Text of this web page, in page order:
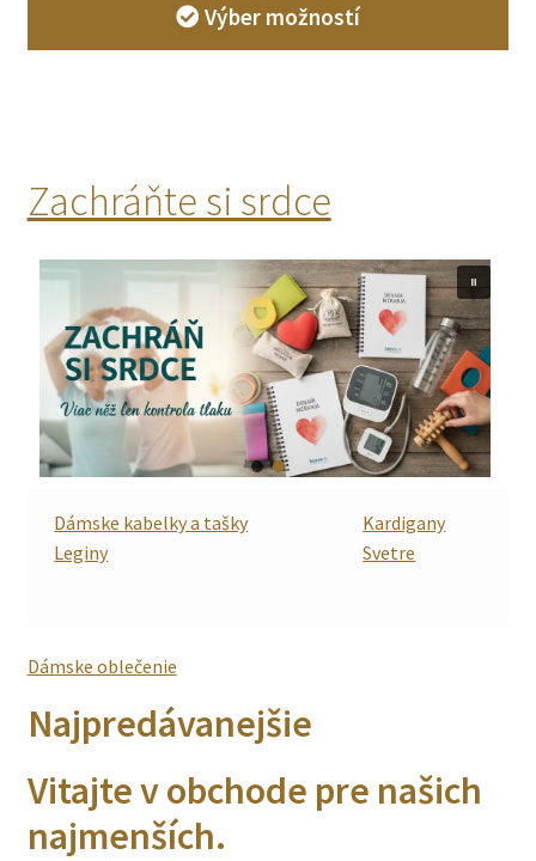
Výber možností
Zachráňte si srdce
Dámske kabelky a tašky
Leginy
Kardigany
Svetre
Dámske oblečenie
Najpredávanejšie
Vitajte v obchode pre našich
najmenších.